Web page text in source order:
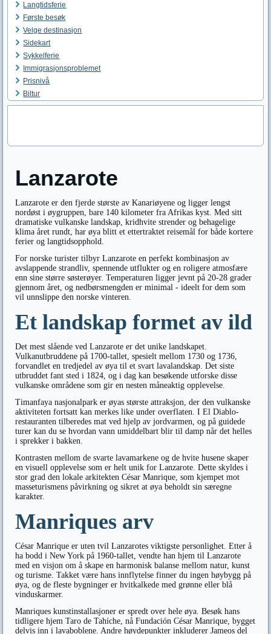
Langtidsferie
Første besøk
Velge destinasjon
Sidekart
Sykkelferie
Immigrasjonsproblemet
Prisnivå
Biltur
Lanzarote
Lanzarote er den fjerde største av Kanariøyene og ligger lengst
nordøst i øygruppen, bare 140 kilometer fra Afrikas kyst. Med sitt
dramatiske vulkanske landskap, kridhvite strender og behagelige
klima året rundt, har øya blitt et ettertraktet reisemål for både kortere
ferier og langtidsopphold.
For norske turister tilbyr Lanzarote en perfekt kombinasjon av
avslappende strandliv, spennende utflukter og en roligere atmosfære
enn sine større søsterøyer. Temperaturen ligger jevnt på 20-28 grader
gjennom året, og nedbørsmengden er minimal - ideelt for dem som
vil unnslippe den norske vinteren.
Et landskap formet av ild
Det mest slående ved Lanzarote er det unike landskapet.
Vulkanutbruddene på 1700-tallet, spesielt mellom 1730 og 1736,
forvandlet en tredjedel av øya til et svart lavalandskap. Det siste
utbruddet fant sted i 1824, og i dag kan besøkende utforske disse
vulkanske områdene som gir en nesten måneaktig opplevelse.
Timanfaya nasjonalpark er øyas største attraksjon, der den vulkanske
aktiviteten fortsatt kan merkes like under overflaten. I El Diablo-
restauranten tilberedes mat ved hjelp av jordvarmen, og på guidede
turer kan du se hvordan vann umiddelbart blir til damp når det helles
i sprekker i bakken.
Kontrasten mellom de svarte lavamarkene og de hvite husene skaper
en visuell opplevelse som er helt unik for Lanzarote. Dette skyldes i
stor grad den lokale arkitekten César Manrique, som kjempet mot
masseturismens påvirkning og sikret at øya beholdt sin særegne
karakter.
Manriques arv
César Manrique er uten tvil Lanzarotes viktigste personlighet. Etter å
ha bodd i New York på 1960-tallet, vendte han hjem til Lanzarote
med en visjon om å skape en harmonisk balanse mellom natur, kunst
og turisme. Takket være hans innflytelse finner du ingen høybygg på
øya, og de fleste bygninger er hvitkalkede med grønne eller blå
vinduskarmer.
Manriques kunstinstallasjoner er spredt over hele øya. Besøk hans
tidligere hjem Taro de Tahíche, nå Fundación César Manrique, bygget
delvis inn i lavaboblene. Andre høydepunkter inkluderer Jameos del